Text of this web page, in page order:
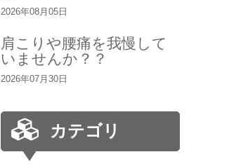
2026年08月05日
肩こりや腰痛を我慢して
いませんか？？
2026年07月30日
カテゴリ